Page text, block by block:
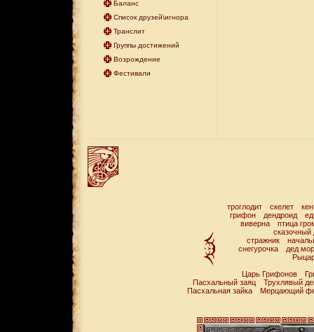
Баланс
Список друзей\игнора
Транслит
Группы достижений
Возрождение
Фестивали
троглодит скелет
грифон
дендроид
виверна
птица
сказочный
стражник
снегурочка
дед
Царь Грифонов
Пасхальный заяц
Трухлявый
Пасхальная зайка
Мерцающий